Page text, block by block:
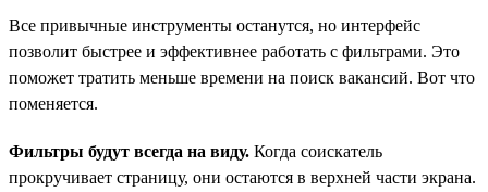
Все привычные инструменты останутся, но интерфейс
позволит быстрее и эффективнее работать с фильтрами. Это
поможет тратить меньше времени на поиск вакансий. Вот что
поменяется.
Фильтры будут всегда на виду. Когда соискатель
прокручивает страницу, они остаются в верхней части экрана.